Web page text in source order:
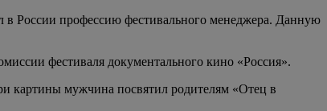
в России профессию фестивального менеджера. Данную
фестиваля документального кино «Россия».
картины мужчина посвятил родителям «Отец в